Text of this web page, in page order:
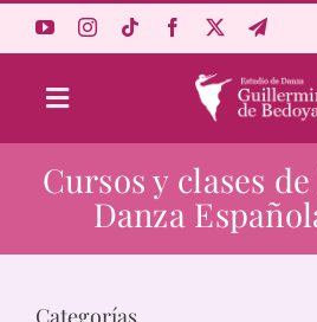
Toggle
Navigation
Aprende
Estudio
Cursos y clases
Danza